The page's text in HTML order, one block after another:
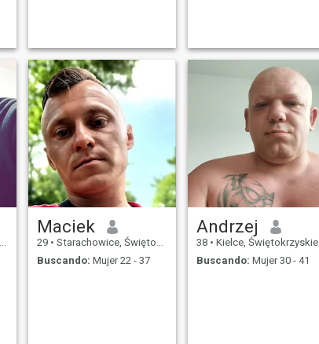
Maciek
29 • Starachowice, Świętokrzyskie, Polonia
Buscando: Mujer 22 - 37
Andrzej
38 • Kielce, Świętokrzyskie, Polonia
Buscando: Mujer 30 - 41